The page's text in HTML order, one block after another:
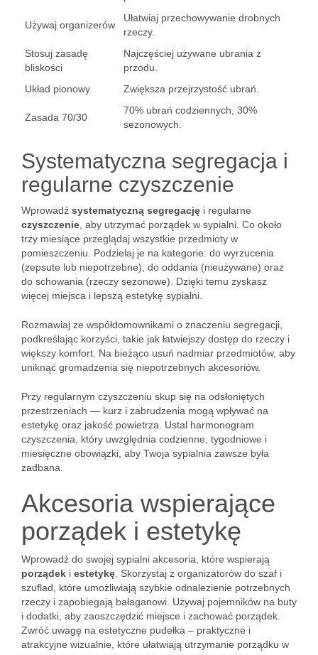
Używaj organizerów
Ułatwiaj przechowywanie drobnych
rzeczy.
Stosuj zasadę
bliskości
Najczęściej używane ubrania z
przodu.
Układ pionowy
Zwiększa przejrzystość ubrań.
Zasada 70/30
70% ubrań codziennych, 30%
sezonowych.
Systematyczna segregacja i
regularne czyszczenie
Wprowadź systematyczną segregację i regularne
czyszczenie , aby utrzymać porządek w sypialni. Co około
trzy miesiące przeglądaj wszystkie przedmioty w
pomieszczeniu. Podzielaj je na kategorie: do wyrzucenia
(zepsute lub niepotrzebne), do oddania (nieużywane) oraz
do schowania (rzeczy sezonowe). Dzięki temu zyskasz
więcej miejsca i lepszą estetykę sypialni.
Rozmawiaj ze współdomownikami o znaczeniu segregacji,
podkreślając korzyści, takie jak łatwiejszy dostęp do rzeczy i
większy komfort. Na bieżąco usuń nadmiar przedmiotów, aby
uniknąć gromadzenia się niepotrzebnych akcesoriów.
Przy regularnym czyszczeniu skup się na odsłoniętych
przestrzeniach — kurz i zabrudzenia mogą wpływać na
estetykę oraz jakość powietrza. Ustal harmonogram
czyszczenia, który uwzględnia codzienne, tygodniowe i
miesięczne obowiązki, aby Twoja sypialnia zawsze była
zadbana.
Akcesoria wspierające
porządek i estetykę
Wprowadź do swojej sypialni akcesoria, które wspierają
porządek i estetykę . Skorzystaj z organizatorów do szaf i
szuflad, które umożliwiają szybkie odnalezienie potrzebnych
rzeczy i zapobiegają bałaganowi. Używaj pojemników na buty
i dodatki, aby zaoszczędzić miejsce i zachować porządek.
Zwróć uwagę na estetyczne pudełka – praktyczne i
atrakcyjne wizualnie, które ułatwiają utrzymanie porządku w